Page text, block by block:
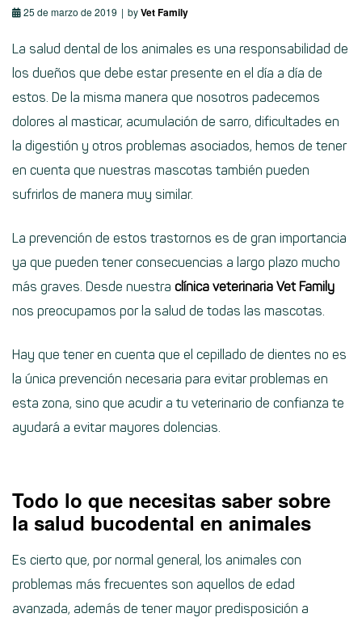
25 de marzo de 2019 byVet Family
La salud dental de los animales es una responsabilidad de
los dueños que debe estar presente en el día a día de
estos. De la misma manera que nosotros padecemos
dolores al masticar, acumulación de sarro, dificultades en
la digestión y otros problemas asociados, hemos de tener
en cuenta que nuestras mascotas también pueden
sufrirlos de manera muy similar.
La prevención de estos trastornos es de gran importancia
ya que pueden tener consecuencias a largo plazo mucho
más graves. Desde nuestra clínica veterinaria Vet Family
nos preocupamos por la salud de todas las mascotas.
Hay que tener en cuenta que el cepillado de dientes no es
la única prevención necesaria para evitar problemas en
esta zona, sino que acudir a tu veterinario de confianza te
ayudará a evitar mayores dolencias.
Todo lo que necesitas saber sobre
la salud bucodental en animales
Es cierto que, por normal general, los animales con
problemas más frecuentes son aquellos de edad
avanzada, además de tener mayor predisposición a